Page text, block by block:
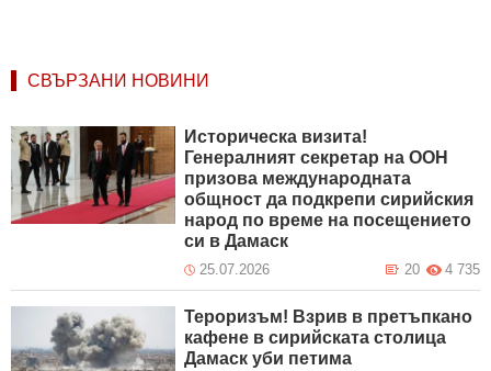
СВЪРЗАНИ НОВИНИ
Историческа визита!
Генералният секретар на ООН
призова международната
общност да подкрепи сирийския
народ по време на посещението
си в Дамаск
25.07.2026 4 735
20
Тероризъм! Взрив в претъпкано
кафене в сирийската столица
Дамаск уби петима